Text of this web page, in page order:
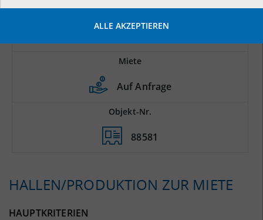
Prod.-/Lagerfläche
Miete
Auf Anfrage
Objekt-Nr.
88581
HALLEN/PRODUKTION ZUR MIETE
HAUPTKRITERIEN
ALLE AKZEPTIEREN